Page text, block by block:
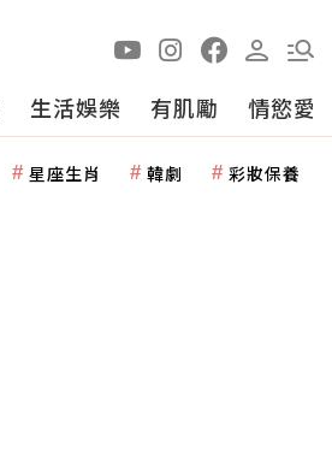
生活娛樂 有肌勵 情慾愛
星座生肖 韓劇 彩妝保養